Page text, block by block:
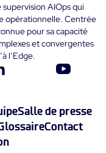
AIOps qui
opérationnelle. Centrée
pour sa capacité
et convergentes
l’Edge.
Salle de presse
Contact